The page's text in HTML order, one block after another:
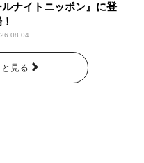
ルナイトニッポン』に登
見る